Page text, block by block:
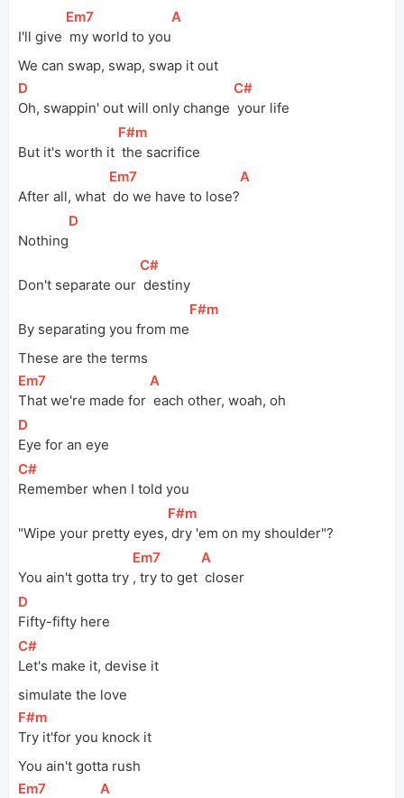
I'll give
[Em7
my world to you
[
A
We can swap, swap, swap it out
[D
Oh, swappin' out will only change
[
C#
your life
But it's worth it
[F#m
the sacrifice
After all, what
[Em7
do we have to lose?
[
A
Nothing
[D
Don't separate our
[
C#
destiny
By separating you from me
[F#m
These are the terms
[Em7
That we're made for
[
A
each other, woah, oh
[D
Eye for an eye
[
C#
Remember when I told you
"Wipe your pretty eyes,
[F#m
dry 'em on my shoulder"?
You ain't gotta try
[Em7
, try to get
[
A
closer
[D
Fifty-fifty here
[
C#
Let's make it, devise it
simulate the love
[F#m
Try it'for you knock it
You ain't gotta rush
[Em7 [
A